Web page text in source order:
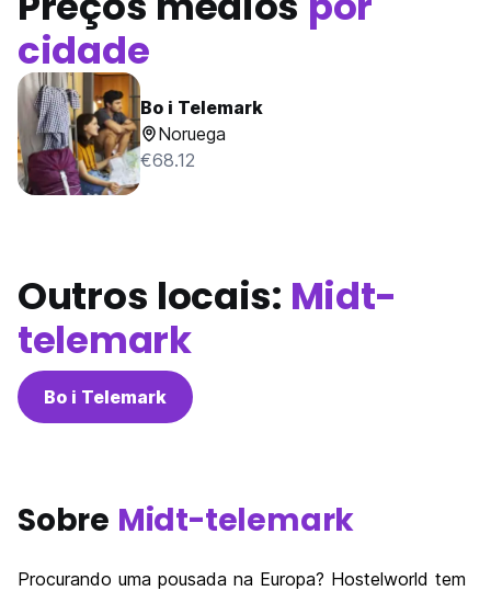
cidade
Bo i Telemark
Noruega
€68.12
Outros locais: Midt-
telemark
Bo i Telemark
Sobre Midt-telemark
Procurando uma pousada na Europa? Hostelworld tem